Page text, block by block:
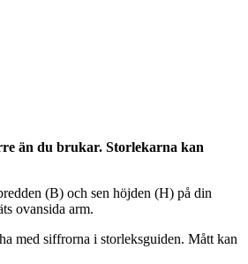
än du brukar. Storlekarna kan
(B) och sen höjden (H) på din
ovansida arm.
med siffrorna i storleksguiden. Mått kan